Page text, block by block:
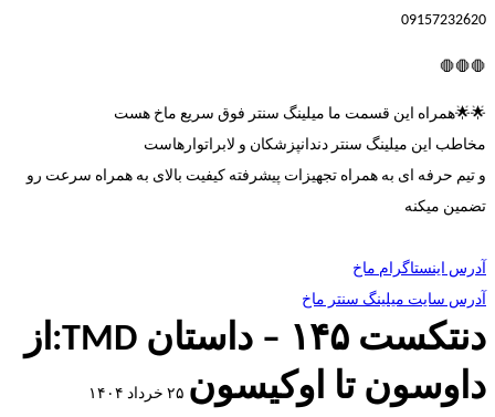
09157232620
🛑🛑🛑
🌟🌟همراه این قسمت ما میلینگ سنتر فوق سریع ماخ هست
مخاطب این میلینگ سنتر دندانپزشکان و لابراتوارهاست
و تیم حرفه ای به همراه تجهیزات پیشرفته کیفیت بالای به همراه سرعت رو
تضمین میکنه
آدرس اینستاگرام ماخ
آدرس سایت میلینگ سنتر ماخ
دنتکست ۱۴۵ – داستان TMD:از
داوسون تا اوکیسون ۲۵ خرداد ۱۴۰۴